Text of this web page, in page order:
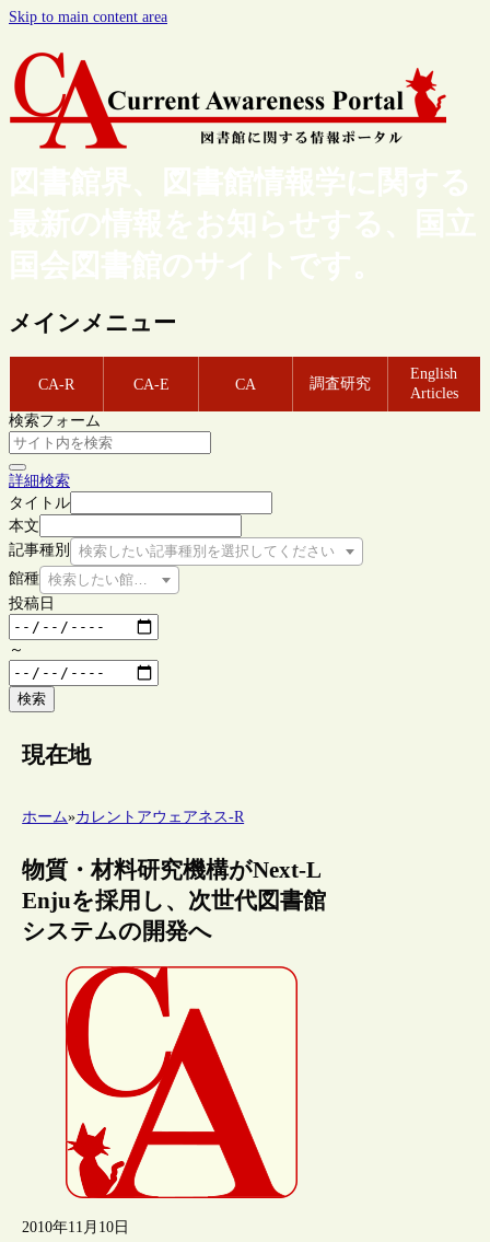
Skip to main content area
図書館界、図書館情報学に関する
最新の情報をお知らせする、国立
国会図書館のサイトです。
メインメニュー
CA-R CA-E CA 調査研究
English
Articles
検索フォーム
詳細検索
タイトル
本文
記事種別
検索したい記事種別を選択してください
館種 検索したい館種を選択してください
投稿日
～
検索
現在地
ホーム»カレントアウェアネス-R
物質・材料研究機構がNext-L
Enjuを採用し、次世代図書館
システムの開発へ
2010年11月10日